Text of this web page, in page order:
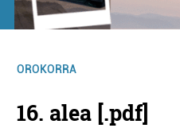
OROKORRA
16. alea [.pdf]